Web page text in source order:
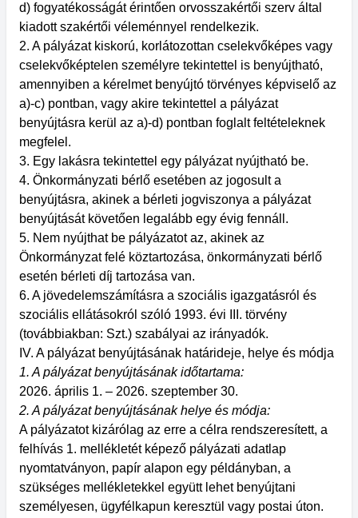
d) fogyatékosságát érintően orvosszakértői szerv által
kiadott szakértői véleménnyel rendelkezik.
2. A pályázat kiskorú, korlátozottan cselekvőképes vagy
cselekvőképtelen személyre tekintettel is benyújtható,
amennyiben a kérelmet benyújtó törvényes képviselő az
a)-c) pontban, vagy akire tekintettel a pályázat
benyújtásra kerül az a)-d) pontban foglalt feltételeknek
megfelel.
3. Egy lakásra tekintettel egy pályázat nyújtható be.
4. Önkormányzati bérlő esetében az jogosult a
benyújtásra, akinek a bérleti jogviszonya a pályázat
benyújtását követően legalább egy évig fennáll.
5. Nem nyújthat be pályázatot az, akinek az
Önkormányzat felé köztartozása, önkormányzati bérlő
esetén bérleti díj tartozása van.
6. A jövedelemszámításra a szociális igazgatásról és
szociális ellátásokról szóló 1993. évi III. törvény
(továbbiakban: Szt.) szabályai az irányadók.
IV. A pályázat benyújtásának határideje, helye és módja
1. A pályázat benyújtásának időtartama:
2026. április 1. – 2026. szeptember 30.
2. A pályázat benyújtásának helye és módja:
A pályázatot kizárólag az erre a célra rendszeresített, a
felhívás 1. mellékletét képező pályázati adatlap
nyomtatványon, papír alapon egy példányban, a
szükséges mellékletekkel együtt lehet benyújtani
személyesen, ügyfélkapun keresztül vagy postai úton.